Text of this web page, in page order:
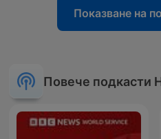
Показване на
Повече подкасти